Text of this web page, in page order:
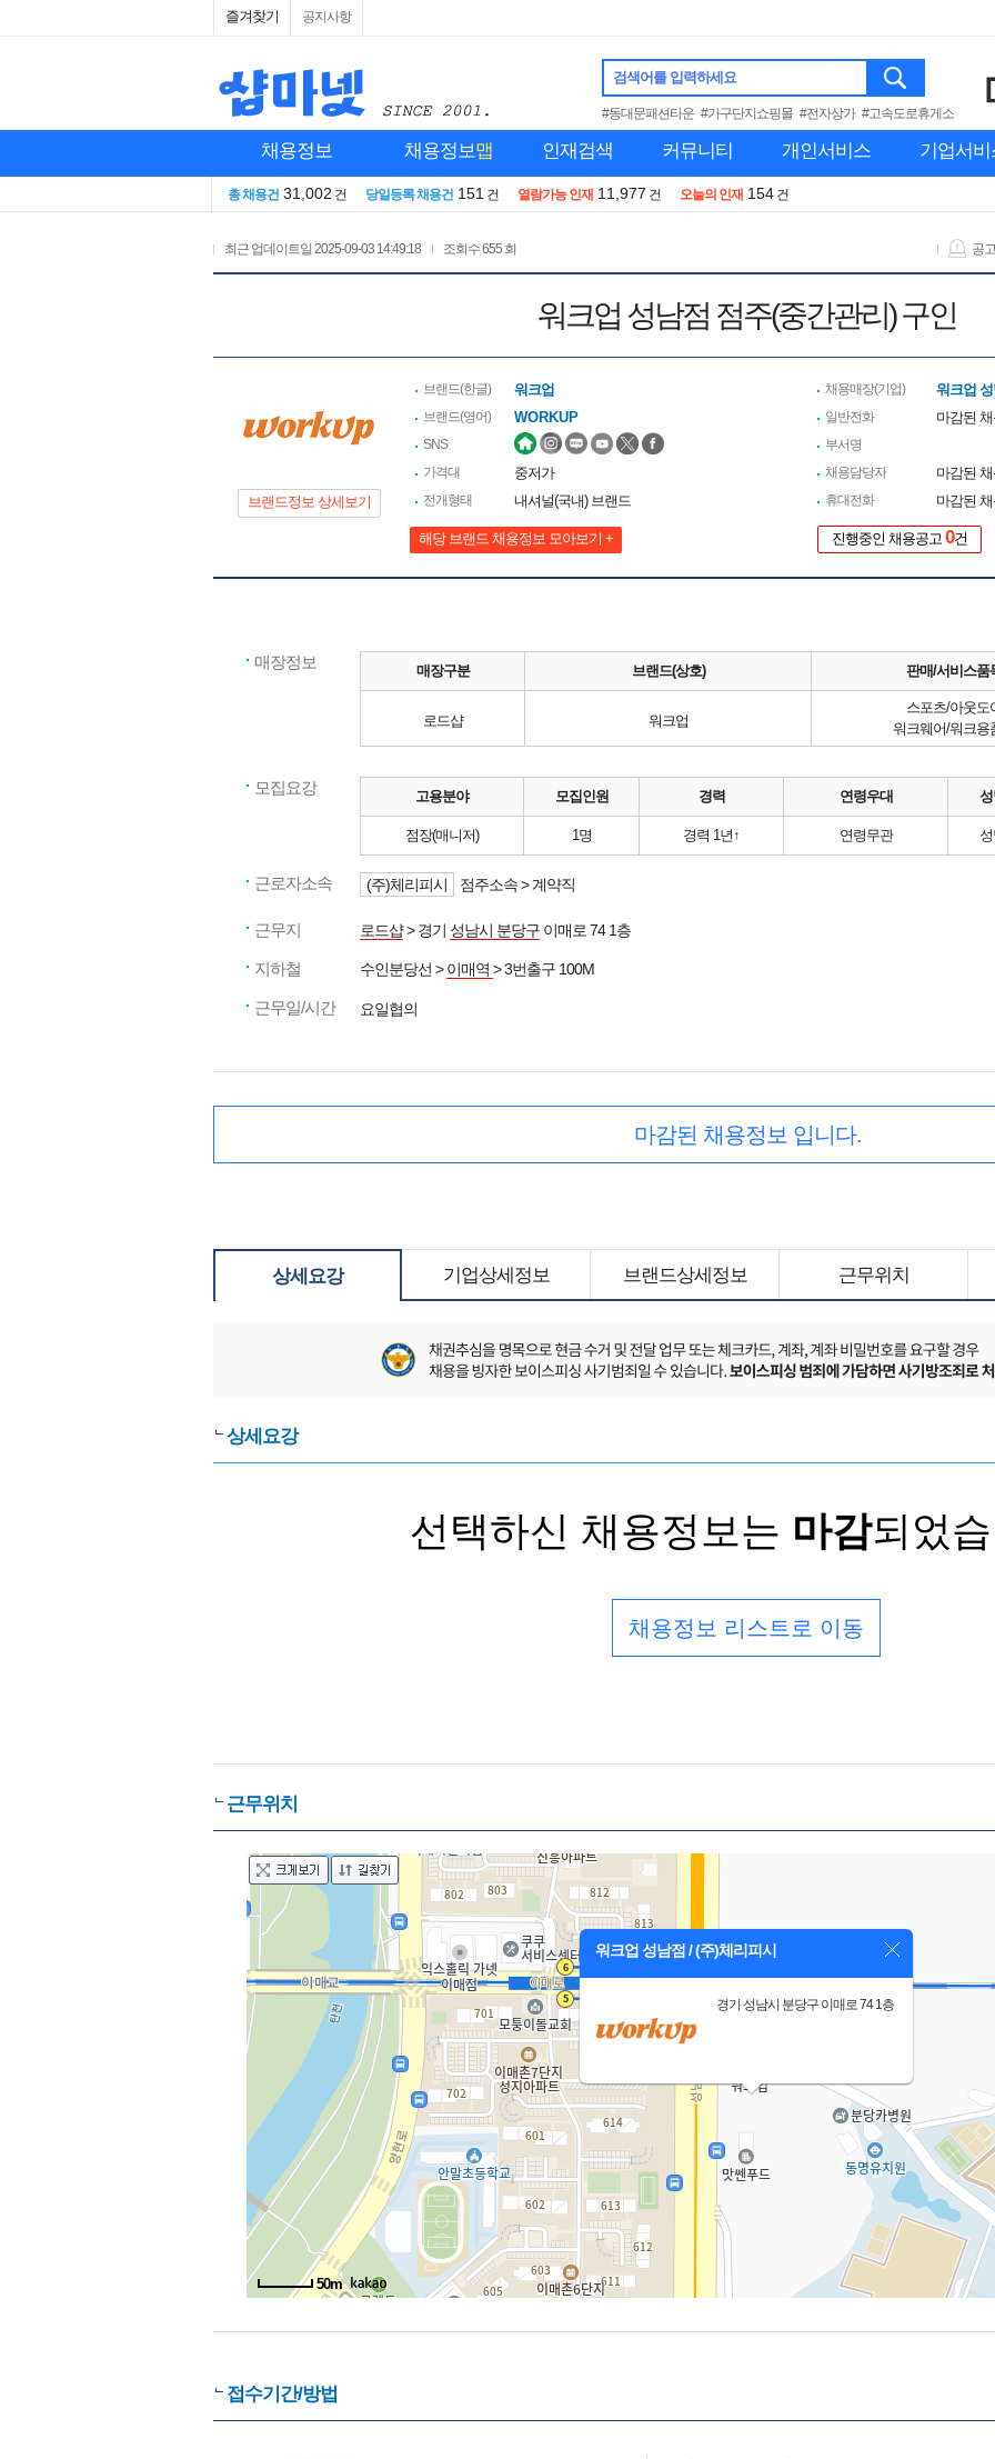
즐겨찾기 공지사항
검색어를 입력하세요
#동대문패션타운 #가구단지쇼핑몰 #전자상가 #고속도로휴게소
채용정보 채용정보맵 인재검색 커뮤니티 개인서비스 기업서비
총 채용건 31,002 건 당일등록 채용건 151 건 열람가능 인재 11,977 건 오늘의 인재 154 건
최근 업데이트일 2025-09-03 14:49:18 조회수655 회 공
워크업 성남점 점주(중간관리) 구인
브랜드정보 상세보기
브랜드(한글) 워크업
브랜드(영어) WORKUP
SNS
가격대
중저가
전개형태 내셔널(국내) 브랜드
해당 브랜드 채용정보 모아보기 +
채용매장(기업) 워크업
일반전화 마감된
부서명
채용담당자
마감된
휴대전화 마감된
진행중인 채용공고 0건
매장정보 매장구분 브랜드(상호) 판매/서비스품
로드샵 워크업
스포츠/아웃도
워크웨어/워크용
모집요강 고용분야 모집인원 경력 연령우대
점장(매니저) 1명 경력 1년↑ 연령무관
근로자소속 (주)체리피시 점주소속 > 계약직
근무지 로드샵> 경기 성남시 분당구 이매로 74 1층
지하철 수인분당선 >이매역 > 3번출구 100M
근무일/시간 요일협의
마감된 채용정보 입니다.
상세요강 기업상세정보 브랜드상세정보 근무위치
상세요강
선택하신 채용정보는 마감되었
채용정보 리스트로 이동
근무위치
워크업 성남점 / (주)체리피시
경기 성남시 분당구 이매로 74 1층
50m
접수기간/방법